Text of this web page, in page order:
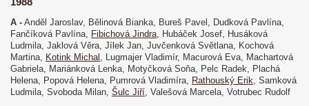
A - Anděl Jaroslav, Bělinová Bianka, Bureš Pavel, Dudková Pavlína,
Fančíková Pavlína,
Fibichová Jindra , Hubáček Josef, Husáková
Ludmila, Jaklová Věra, Jílek Jan, Juvčenková Světlana, Kochová
Martina,
Kotink Michal
, Lugmajer Vladimír, Macurová Eva, Machartová
Gabriela, Mariánková Lenka, Motyčková Soňa, Pelc Radek, Plachá
Helena, Popová Helena, Pumrová Vladimíra,
Rathouský Erik , Samková
Ludmila, Svoboda Milan, Šulc Jiří , Valešová Marcela, Votrubec Rudolf